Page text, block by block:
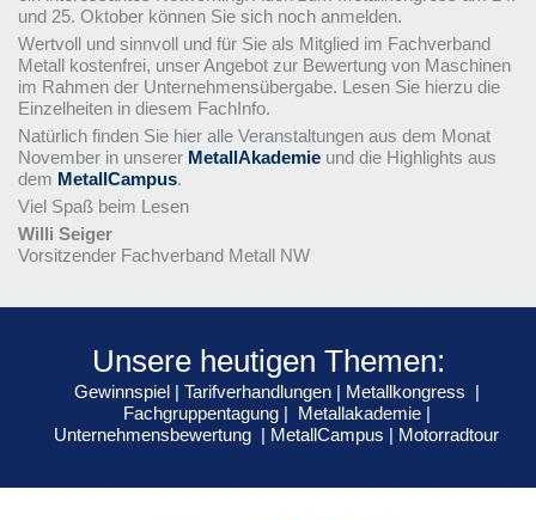
und 25. Oktober können Sie sich noch anmelden.
Wertvoll und sinnvoll und für Sie als Mitglied im Fachverband
Metall kostenfrei, unser Angebot zur Bewertung von Maschinen
im Rahmen der Unternehmensübergabe. Lesen Sie hierzu die
Einzelheiten in diesem FachInfo.
Natürlich finden Sie hier alle Veranstaltungen aus dem Monat
November in unserer MetallAkademieund die Highlights aus
dem MetallCampus.
Viel Spaß beim Lesen
Willi Seiger
Vorsitzender Fachverband Metall NW
Unsere heutigen Themen:
Gewinnspiel Tarifverhandlungen| Metallkongress
Fachgruppentagung| Metallakademie|
Unternehmensbewertung
MetallCampus Motorradtour